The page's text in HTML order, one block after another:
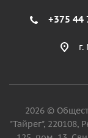
+375 44
2026 ©
"Тайрег", 220108,